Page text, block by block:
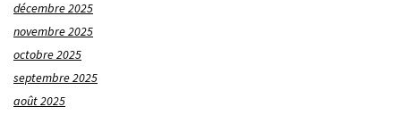
décembre 2025
novembre 2025
octobre 2025
septembre 2025
août 2025